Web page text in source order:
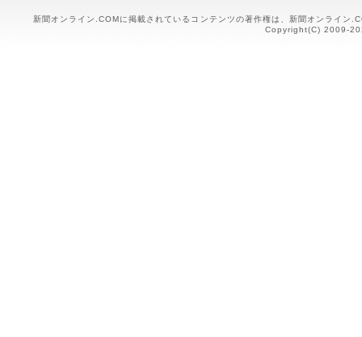
新聞オンライン.COMに掲載されているコンテンツの著作権は、新聞オンライン
Copyright(C) 2009-